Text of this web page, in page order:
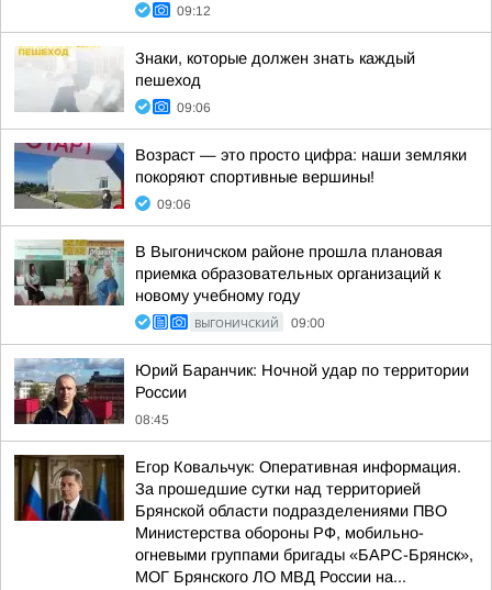
09:12
Знаки, которые должен знать каждый
пешеход
09:06
Возраст — это просто цифра: наши земляки
покоряют спортивные вершины!
09:06
В Выгоничском районе прошла плановая
приемка образовательных организаций к
новому учебному году
ВЫГОНИЧСКИЙ 09:00
Юрий Баранчик: Ночной удар по территории
России
08:45
Егор Ковальчук: Оперативная информация.
За прошедшие сутки над территорией
Брянской области подразделениями ПВО
Министерства обороны РФ, мобильно-
огневыми группами бригады «БАРС-Брянск»,
МОГ Брянского ЛО МВД России на...